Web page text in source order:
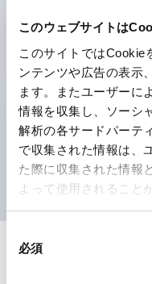
このウェブサイトは
このサイトではCookie
ンテンツや広告の表示
ます。またユーザーに
情報を収集し、ソーシ
解析の各サードパーテ
で収集された情報は、
た際に収集された情報
よって使用されること
必須
カラーユニバーサル
表示灯（角平形）の
ランプ色の識別（ B-
ISO 3864-4安全色に
現がより明確・鮮明
仕様